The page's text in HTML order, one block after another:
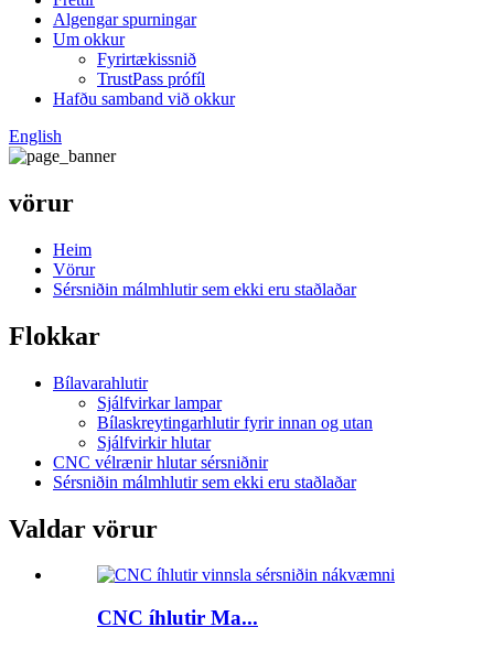
Algengar spurningar
Um okkur
Fyrirtækissnið
TrustPass prófíl
Hafðu samband við okkur
English
vörur
Heim
Vörur
Sérsniðin málmhlutir sem ekki eru staðlaðar
Flokkar
Bílavarahlutir
Sjálfvirkar lampar
Bílaskreytingarhlutir fyrir innan og utan
Sjálfvirkir hlutar
CNC vélrænir hlutar sérsniðnir
Sérsniðin málmhlutir sem ekki eru staðlaðar
Valdar vörur
CNC íhlutir Ma...